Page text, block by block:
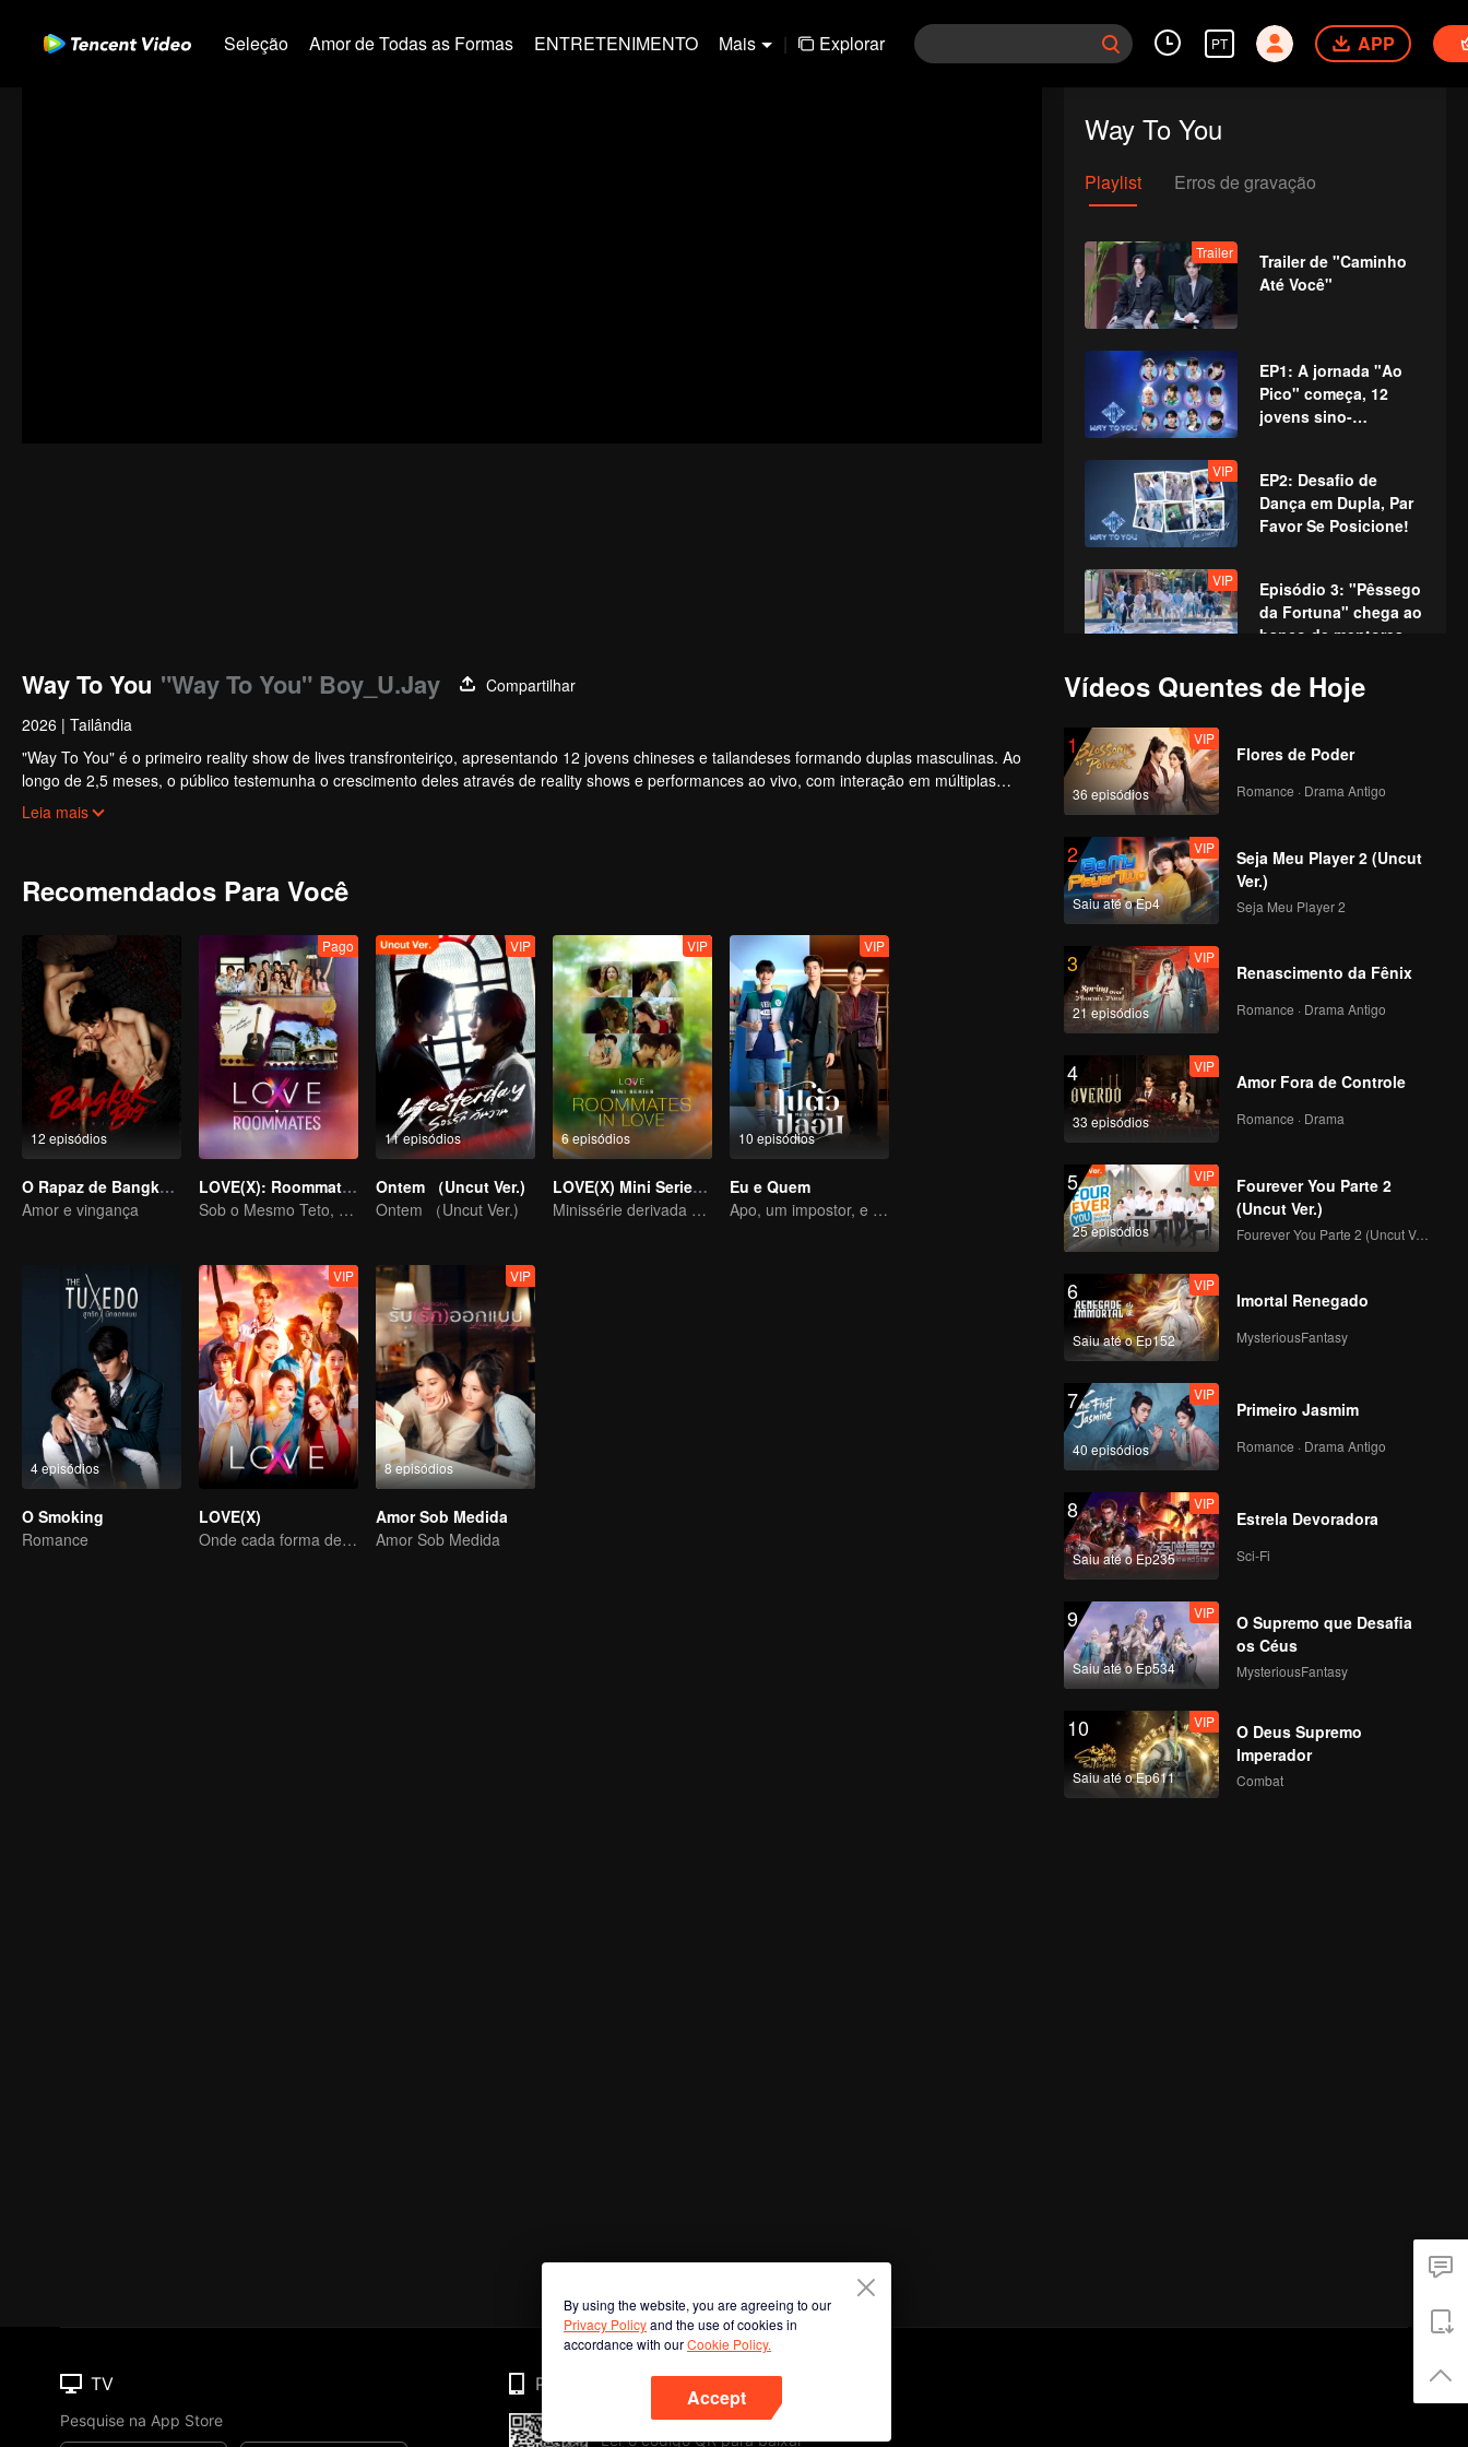
Seleção Amor de Todas as Formas ENTRETENIMENTO Mais | Explorar PT APP
Way To You
Playlist Erros de gravação
Trailer
Trailer de "Caminho
Até Você"
EP1: A jornada "Ao
Pico" começa, 12
jovens sino-
primeira vez!
VIP
EP2: Desafio de
Dança em Dupla, Par
Favor Se Posicione!
VIP
Episódio 3: "Pêssego
da Fortuna" chega ao
banco de mentores,
icônicas!
VIP
Episódio 4: Gala de
Talentos em uma
Disputa Épica de
Interpretação
VIP
Avante Sem Medo!
VIP
Episódio 6: Grande
Aquáticos, Batalha
Geral de Todos os
Participantes!
VIP
talentos em grupo, da
inexperiência ao
deslumbre
VIP
VIP EP7 Bônus - 02
VIP
VIP
Encontram-se no
Pico!
VIP
VIP EP8 Bônus-02
VIP EP8 Bônus-03
Way To You "Way To You" Boy_U.Jay
Compartilhar
2026 | Tailândia
"Way To You" é o primeiro reality show de lives transfronteiriço, apresentando 12 jovens chineses e tailandeses formando duplas masculinas. Ao
longo de 2,5 meses, o público testemunha o crescimento deles através de reality shows e performances ao vivo, com interação em múltiplas
plataformas. Os espectadores participam diretamente do desenvolvimento dos ídolos por meio de votações e apoio, acompanhando a jornada
Leia mais
Recomendados Para Você
12 episódios
O Rapaz de Bangkok (versão para TV)
Amor e vingança
Pago
LOVE(X): Roommates
Sob o Mesmo Teto, Corações Desbloqueados! O Especial LOVE(X) de Companheiros de Casa
11 episódios
VIP
Ontem （Uncut Ver.)
Ontem （Uncut Ver.)
6 episódios
VIP
LOVE(X) Mini Series: Roommates In Love
Minissérie derivada de LOVE(X)
10 episódios
VIP
Eu e Quem
Apo, um impostor, e sua noiva têm a habilidade de ler mentes.
4 episódios
O Smoking
Romance
VIP
LOVE(X)
Onde cada forma de amor se encontra, cada coração palpita em todas as cores
8 episódios
VIP
Amor Sob Medida
Amor Sob Medida
Vídeos Quentes de Hoje
1
36 episódios
VIP
Flores de Poder
Romance · Drama Antigo
2
Saiu até o Ep4
VIP
Seja Meu Player 2 (Uncut
Ver.)
Seja Meu Player 2
3
21 episódios
VIP
Renascimento da Fênix
Romance · Drama Antigo
4
33 episódios
VIP
Amor Fora de Controle
Romance · Drama
5
25 episódios
VIP
Fourever You Parte 2
(Uncut Ver.)
Fourever You Parte 2 (Uncut Ver.)
6
Saiu até o Ep152
VIP
Imortal Renegado
MysteriousFantasy
7
40 episódios
VIP
Primeiro Jasmim
Romance · Drama Antigo
8
Saiu até o Ep235
VIP
Estrela Devoradora
Sci-Fi
9
Saiu até o Ep534
VIP
O Supremo que Desafia
os Céus
MysteriousFantasy
10
Saiu até o Ep611
VIP
O Deus Supremo
Imperador
Combat
By using the website, you are agreeing to our
Privacy Policyand the use of cookies in
accordance with ourCookie Policy.
Accept
TV
Pesquise na App Store
Phone
Ler o código QR para baixar